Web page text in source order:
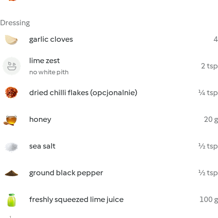
Dressing
garlic cloves
4
lime zest
no white pith
2 tsp
dried chilli flakes (opcjonalnie) ¼ tsp
honey 20 g
sea salt ½ tsp
ground black pepper ½ tsp
freshly squeezed lime juice 100 g